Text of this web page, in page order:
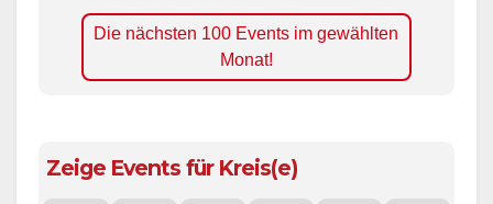
Die nächsten 100 Events im gewählten
Monat!
Zeige Events für Kreis(e)